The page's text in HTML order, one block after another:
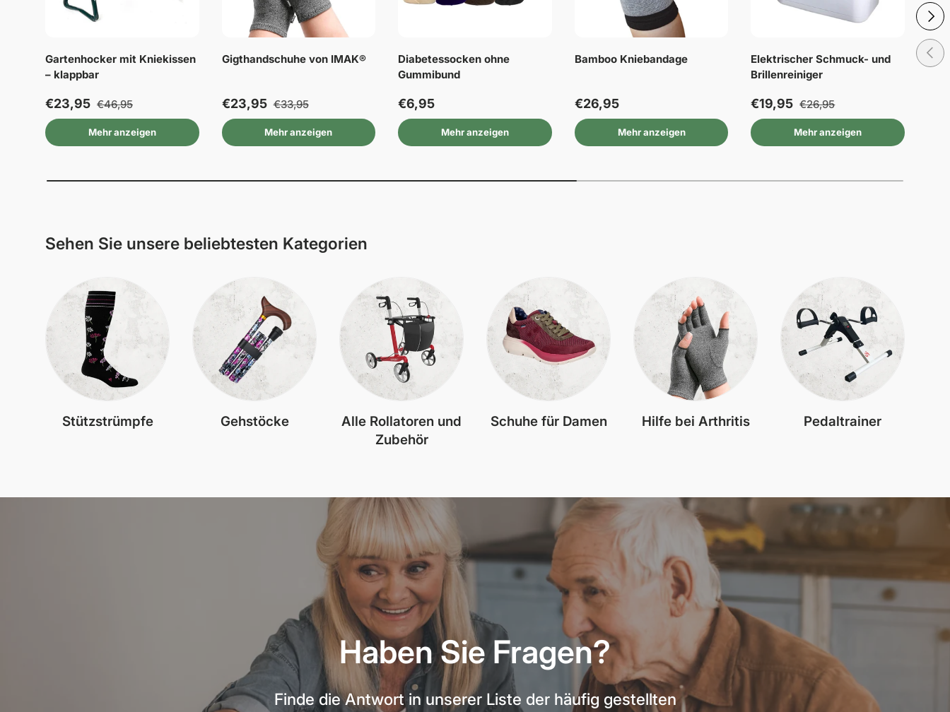
Gartenhocker mit Kniekissen
– klappbar
€23,95 €46,95
Mehr anzeigen
Gigthandschuhe von IMAK®
€23,95 €33,95
Mehr anzeigen
Diabetessocken ohne
Gummibund
€6,95
Mehr anzeigen
Bamboo Kniebandage
€26,95
Mehr anzeigen
Elektrischer Schmuck- und
Brillenreiniger
€19,95 €26,95
Mehr anzeigen
Sehen Sie unsere beliebtesten Kategorien
Stützstrümpfe Gehstöcke
Alle Rollatoren und
Zubehör
Schuhe für Damen Hilfe bei Arthritis Pedaltrainer
Haben Sie Fragen?
Finde die Antwort in unserer Liste der häufig gestellten